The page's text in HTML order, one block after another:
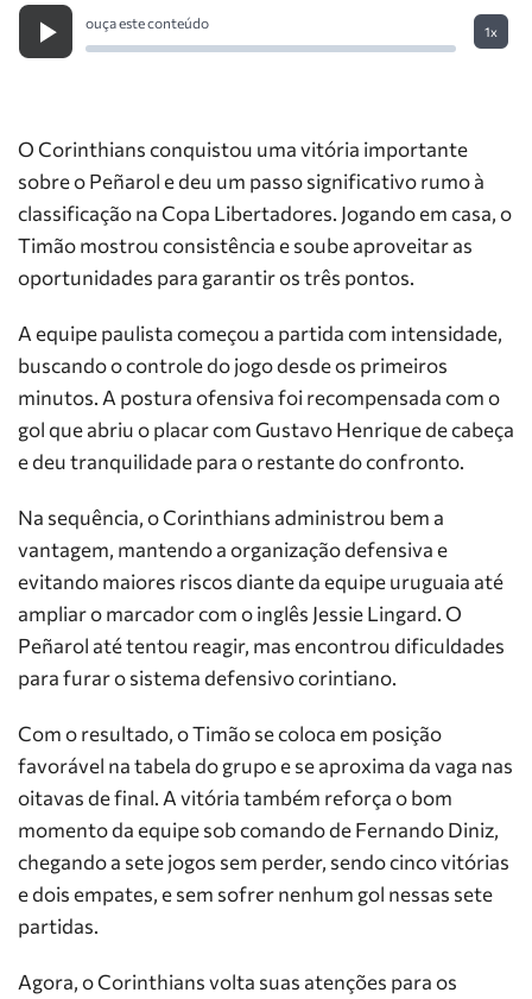
ouça este conteúdo
1x
O Corinthians conquistou uma vitória importante
sobre o Peñarol e deu um passo significativo rumo à
classificação na Copa Libertadores. Jogando em casa, o
Timão mostrou consistência e soube aproveitar as
oportunidades para garantir os três pontos.
A equipe paulista começou a partida com intensidade,
buscando o controle do jogo desde os primeiros
minutos. A postura ofensiva foi recompensada com o
gol que abriu o placar com Gustavo Henrique de cabeça
e deu tranquilidade para o restante do confronto.
Na sequência, o Corinthians administrou bem a
vantagem, mantendo a organização defensiva e
evitando maiores riscos diante da equipe uruguaia até
ampliar o marcador com o inglês Jessie Lingard. O
Peñarol até tentou reagir, mas encontrou dificuldades
para furar o sistema defensivo corintiano.
Com o resultado, o Timão se coloca em posição
favorável na tabela do grupo e se aproxima da vaga nas
oitavas de final. A vitória também reforça o bom
momento da equipe sob comando de Fernando Diniz,
chegando a sete jogos sem perder, sendo cinco vitórias
e dois empates, e sem sofrer nenhum gol nessas sete
partidas.
Agora, o Corinthians volta suas atenções para os